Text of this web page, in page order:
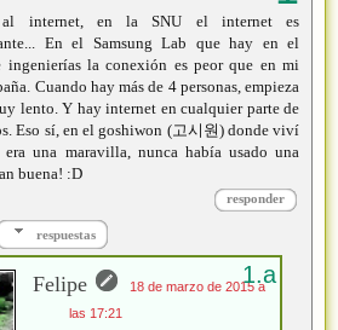
al internet, en la SNU el internet es
En el Samsung Lab que hay en el
ingenierías la conexión es peor que en mi
Cuando hay más de 4 personas, empieza
lento. Y hay internet en cualquier parte de
Eso sí, en el goshiwon (고시원) donde viví
una maravilla, nunca había usado una
buena! :D
responder
respuestas
Felipe
18 de marzo de 2015 a
las 17:21